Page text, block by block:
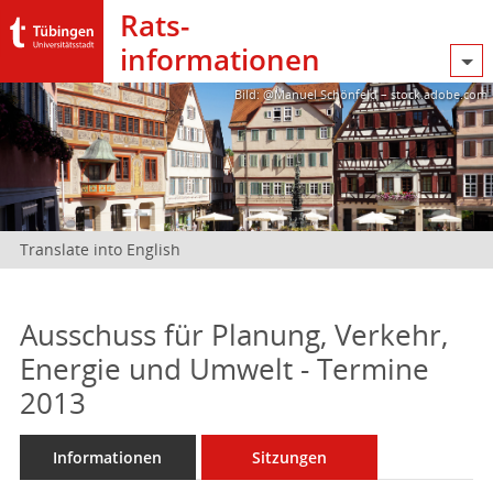
Rats­
informationen
Bild: @Manuel Schönfeld – stock.adobe.com
Translate into English
Ausschuss für Planung, Verkehr,
Energie und Umwelt - Termine
2013
Informationen Sitzungen